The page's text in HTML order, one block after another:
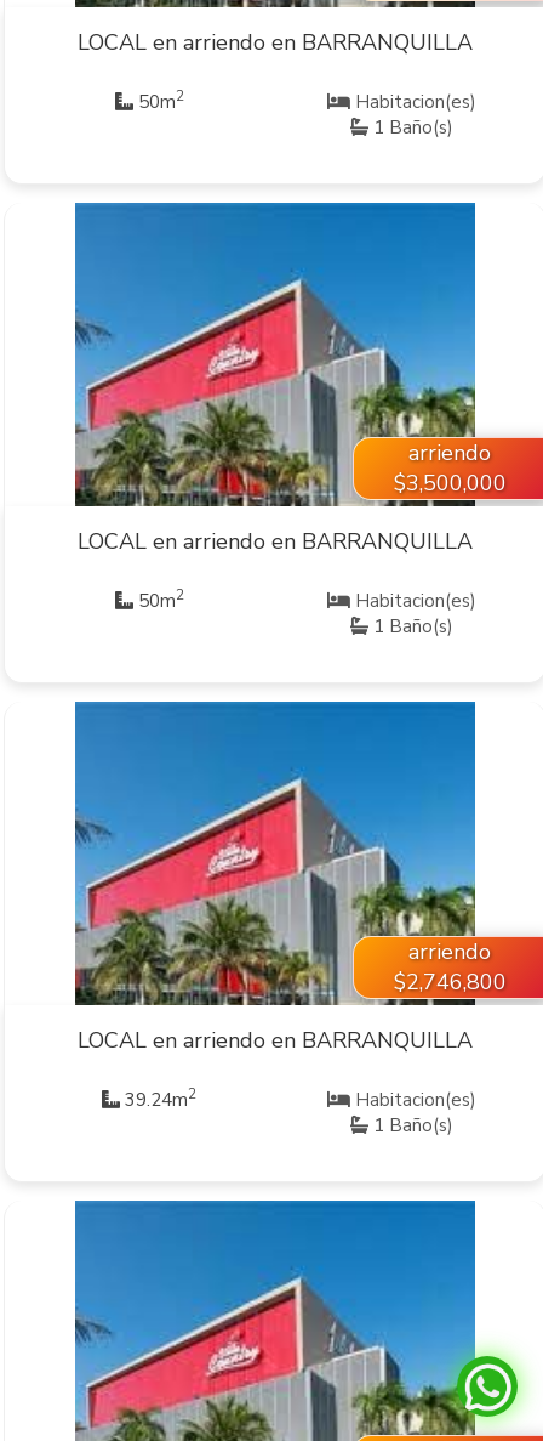
LOCAL en arriendo en BARRANQUILLA
50m2
Habitacion(es)
1 Baño(s)
VER INMUEBLE
arriendo
$3,500,000
LOCAL en arriendo en BARRANQUILLA
50m2
Habitacion(es)
1 Baño(s)
VER INMUEBLE
arriendo
$2,746,800
LOCAL en arriendo en BARRANQUILLA
39.24m2
Habitacion(es)
1 Baño(s)
VER INMUEBLE